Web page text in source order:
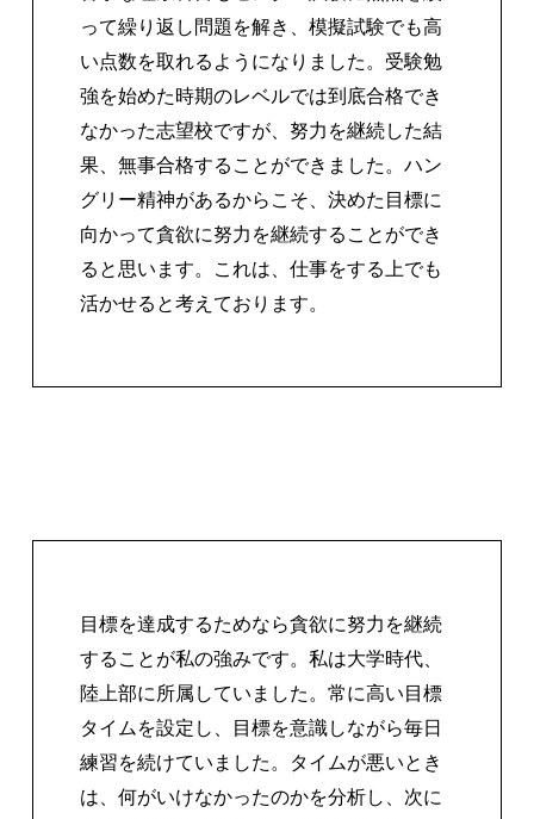
って繰り返し問題を解き、模擬試験でも高
い点数を取れるようになりました。受験勉
強を始めた時期のレベルでは到底合格でき
なかった志望校ですが、努力を継続した結
果、無事合格することができました。ハン
グリー精神があるからこそ、決めた目標に
向かって貪欲に努力を継続することができ
ると思います。これは、仕事をする上でも
活かせると考えております。
目標を達成するためなら貪欲に努力を継続
することが私の強みです。私は大学時代、
陸上部に所属していました。常に高い目標
タイムを設定し、目標を意識しながら毎日
練習を続けていました。タイムが悪いとき
は、何がいけなかったのかを分析し、次に